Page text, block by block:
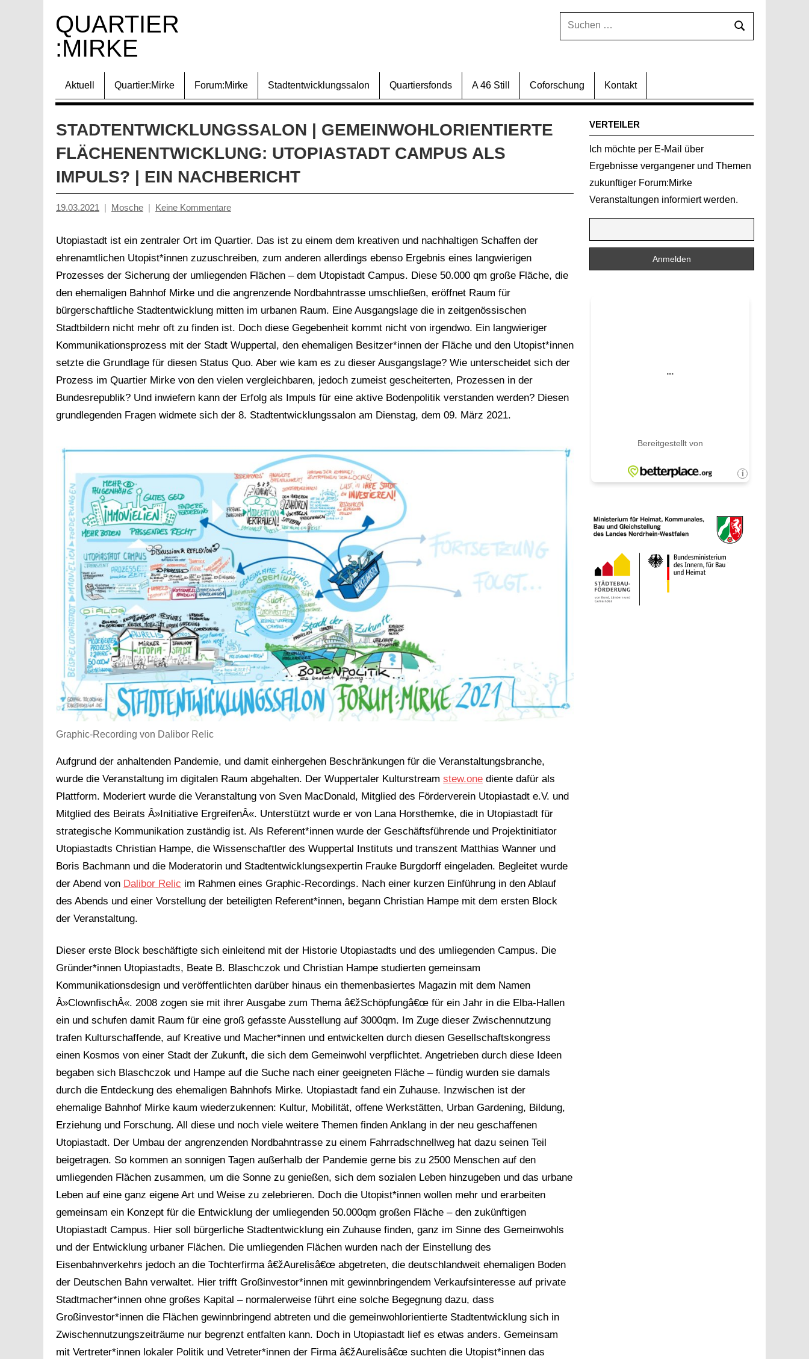
Inhalt
springen
QUARTIER
:MIRKE
Suchen
Suchen
Aktuell Quartier:Mirke Forum:Mirke Stadtentwicklungssalon Quartiersfonds A 46 Still Coforschung Kontakt
STADTENTWICKLUNGSSALON | GEMEINWOHLORIENTIERTE
FLÄCHENENTWICKLUNG: UTOPIASTADT CAMPUS ALS
IMPULS? | EIN NACHBERICHT
19.03.2021 Mosche Keine Kommentare
Utopiastadt ist ein zentraler Ort im Quartier. Das ist zu einem dem kreativen und nachhaltigen Schaffen der
ehrenamtlichen Utopist*innen zuzuschreiben, zum anderen allerdings ebenso Ergebnis eines langwierigen
Prozesses der Sicherung der umliegenden Flächen – dem Utopistadt Campus. Diese 50.000 qm große Fläche, die
den ehemaligen Bahnhof Mirke und die angrenzende Nordbahntrasse umschließen, eröffnet Raum für
bürgerschaftliche Stadtentwicklung mitten im urbanen Raum. Eine Ausgangslage die in zeitgenössischen
Stadtbildern nicht mehr oft zu finden ist. Doch diese Gegebenheit kommt nicht von irgendwo. Ein langwieriger
Kommunikationsprozess mit der Stadt Wuppertal, den ehemaligen Besitzer*innen der Fläche und den Utopist*innen
setzte die Grundlage für diesen Status Quo. Aber wie kam es zu dieser Ausgangslage? Wie unterscheidet sich der
Prozess im Quartier Mirke von den vielen vergleichbaren, jedoch zumeist gescheiterten, Prozessen in der
Bundesrepublik? Und inwiefern kann der Erfolg als Impuls für eine aktive Bodenpolitik verstanden werden? Diesen
grundlegenden Fragen widmete sich der 8. Stadtentwicklungssalon am Dienstag, dem 09. März 2021.
Graphic-Recording von Dalibor Relic
Aufgrund der anhaltenden Pandemie, und damit einhergehen Beschränkungen für die Veranstaltungsbranche,
wurde die Veranstaltung im digitalen Raum abgehalten. Der Wuppertaler Kulturstream stew.one diente dafür als
Plattform. Moderiert wurde die Veranstaltung von Sven MacDonald, Mitglied des Förderverein Utopiastadt e.V. und
Mitglied des Beirats Â»Initiative ErgreifenÂ«. Unterstützt wurde er von Lana Horsthemke, die in Utopiastadt für
strategische Kommunikation zuständig ist. Als Referent*innen wurde der Geschäftsführende und Projektinitiator
Utopiastadts Christian Hampe, die Wissenschaftler des Wuppertal Instituts und transzent Matthias Wanner und
Boris Bachmann und die Moderatorin und Stadtentwicklungsexpertin Frauke Burgdorff eingeladen. Begleitet wurde
der Abend von Dalibor Relic im Rahmen eines Graphic-Recordings. Nach einer kurzen Einführung in den Ablauf
des Abends und einer Vorstellung der beteiligten Referent*innen, begann Christian Hampe mit dem ersten Block
der Veranstaltung.
Dieser erste Block beschäftigte sich einleitend mit der Historie Utopiastadts und des umliegenden Campus. Die
Gründer*innen Utopiastadts, Beate B. Blaschczok und Christian Hampe studierten gemeinsam
Kommunikationsdesign und veröffentlichten darüber hinaus ein themenbasiertes Magazin mit dem Namen
Â»ClownfischÂ«. 2008 zogen sie mit ihrer Ausgabe zum Thema â€žSchöpfungâ€œ für ein Jahr in die Elba-Hallen
ein und schufen damit Raum für eine groß gefasste Ausstellung auf 3000qm. Im Zuge dieser Zwischennutzung
trafen Kulturschaffende, auf Kreative und Macher*innen und entwickelten durch diesen Gesellschaftskongress
einen Kosmos von einer Stadt der Zukunft, die sich dem Gemeinwohl verpflichtet. Angetrieben durch diese Ideen
begaben sich Blaschczok und Hampe auf die Suche nach einer geeigneten Fläche – fündig wurden sie damals
durch die Entdeckung des ehemaligen Bahnhofs Mirke. Utopiastadt fand ein Zuhause. Inzwischen ist der
ehemalige Bahnhof Mirke kaum wiederzukennen: Kultur, Mobilität, offene Werkstätten, Urban Gardening, Bildung,
Erziehung und Forschung. All diese und noch viele weitere Themen finden Anklang in der neu geschaffenen
Utopiastadt. Der Umbau der angrenzenden Nordbahntrasse zu einem Fahrradschnellweg hat dazu seinen Teil
beigetragen. So kommen an sonnigen Tagen außerhalb der Pandemie gerne bis zu 2500 Menschen auf den
umliegenden Flächen zusammen, um die Sonne zu genießen, sich dem sozialen Leben hinzugeben und das urbane
Leben auf eine ganz eigene Art und Weise zu zelebrieren. Doch die Utopist*innen wollen mehr und erarbeiten
gemeinsam ein Konzept für die Entwicklung der umliegenden 50.000qm großen Fläche – den zukünftigen
Utopiastadt Campus. Hier soll bürgerliche Stadtentwicklung ein Zuhause finden, ganz im Sinne des Gemeinwohls
und der Entwicklung urbaner Flächen. Die umliegenden Flächen wurden nach der Einstellung des
Eisenbahnverkehrs jedoch an die Tochterfirma â€žAurelisâ€œ abgetreten, die deutschlandweit ehemaligen Boden
der Deutschen Bahn verwaltet. Hier trifft Großinvestor*innen mit gewinnbringendem Verkaufsinteresse auf private
Stadtmacher*innen ohne großes Kapital – normalerweise führt eine solche Begegnung dazu, dass
Großinvestor*innen die Flächen gewinnbringend abtreten und die gemeinwohlorientierte Stadtentwicklung sich in
Zwischennutzungszeiträume nur begrenzt entfalten kann. Doch in Utopiastadt lief es etwas anders. Gemeinsam
mit Vertreter*innen lokaler Politik und Vetreter*innen der Firma â€žAurelisâ€œ suchten die Utopist*innen das
VERTEILER
Ich möchte per E-Mail über
Ergebnisse vergangener und Themen
zukunftiger Forum:Mirke
Veranstaltungen informiert werden.